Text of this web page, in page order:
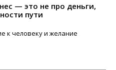
— это не про деньги,
пути
к человеку и желание